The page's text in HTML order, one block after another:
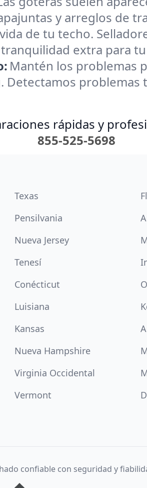
y arreglos de
de tu techo.
extra para
Mantén los problemas
Detectamos
rápidas y
855-525-5698
Texas
Pensilvania
Nueva Jersey
Tenesí
Conécticut
Luisiana
Kansas
Nueva Hampshire
Virginia Occidental
Vermont
confiable con seguridad y